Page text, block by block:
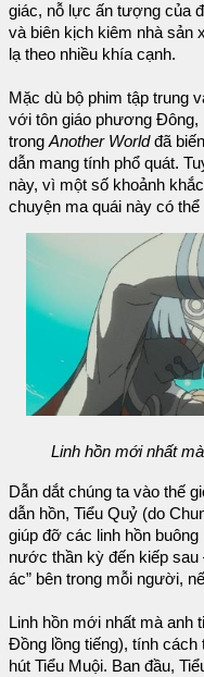
giác, nỗ lực ấn tượng của
và biên kịch kiêm nhà sản
lạ theo nhiều khía cạnh.
Mặc dù bộ phim tập trung
với tôn giáo phương
trong Another Worldđã
dẫn mang tính phổ quát.
này, vì một số khoảnh
chuyện ma quái này có
Linh hồn mới nhất
Dẫn dắt chúng ta vào thế
dẫn hồn, Tiểu Quỷ (do
giúp đỡ các linh hồn
nước thần kỳ đến kiếp
ác” bên trong mỗi người,
Linh hồn mới nhất mà anh
Đồng lồng tiếng), tính cách
hút Tiểu Muội. Ban đầu,